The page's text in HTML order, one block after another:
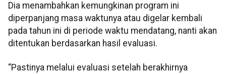
Dia menambahkan kemungkinan program ini
diperpanjang masa waktunya atau digelar kembali
pada tahun ini di periode waktu mendatang, nanti akan
ditentukan berdasarkan hasil evaluasi.
“Pastinya melalui evaluasi setelah berakhirnya